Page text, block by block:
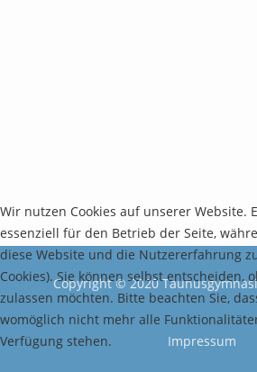
Copyright © 2020
Impressum
Wir nutzen Cookies auf unserer Website.
essenziell für den Betrieb der Seite,
diese Website und die Nutzererfahrung
Cookies). Sie können selbst entscheiden,
zulassen möchten. Bitte beachten Sie,
womöglich nicht mehr alle
Verfügung stehen.